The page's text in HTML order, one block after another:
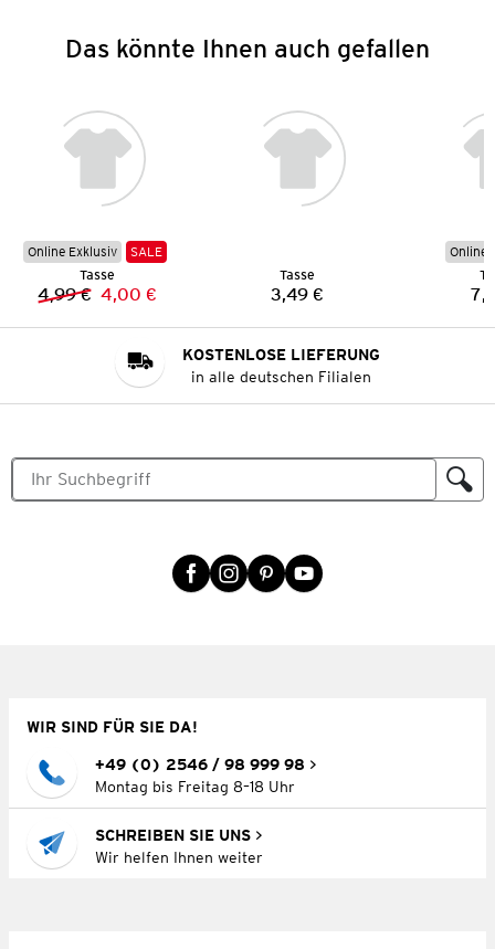
Das könnte Ihnen auch gefallen
Online Exklusiv
SALE
Tasse
Vorheriger Preis:
4,99 € Neuer Preis:
4,00 €
Tasse
Preis:
3,49 €
Online
KOSTENLOSE LIEFERUNG
in alle deutschen Filialen
WIR SIND FÜR SIE DA!
+49 (0) 2546 / 98 999 98
Montag bis Freitag 8–18 Uhr
SCHREIBEN SIE UNS
Wir helfen Ihnen weiter